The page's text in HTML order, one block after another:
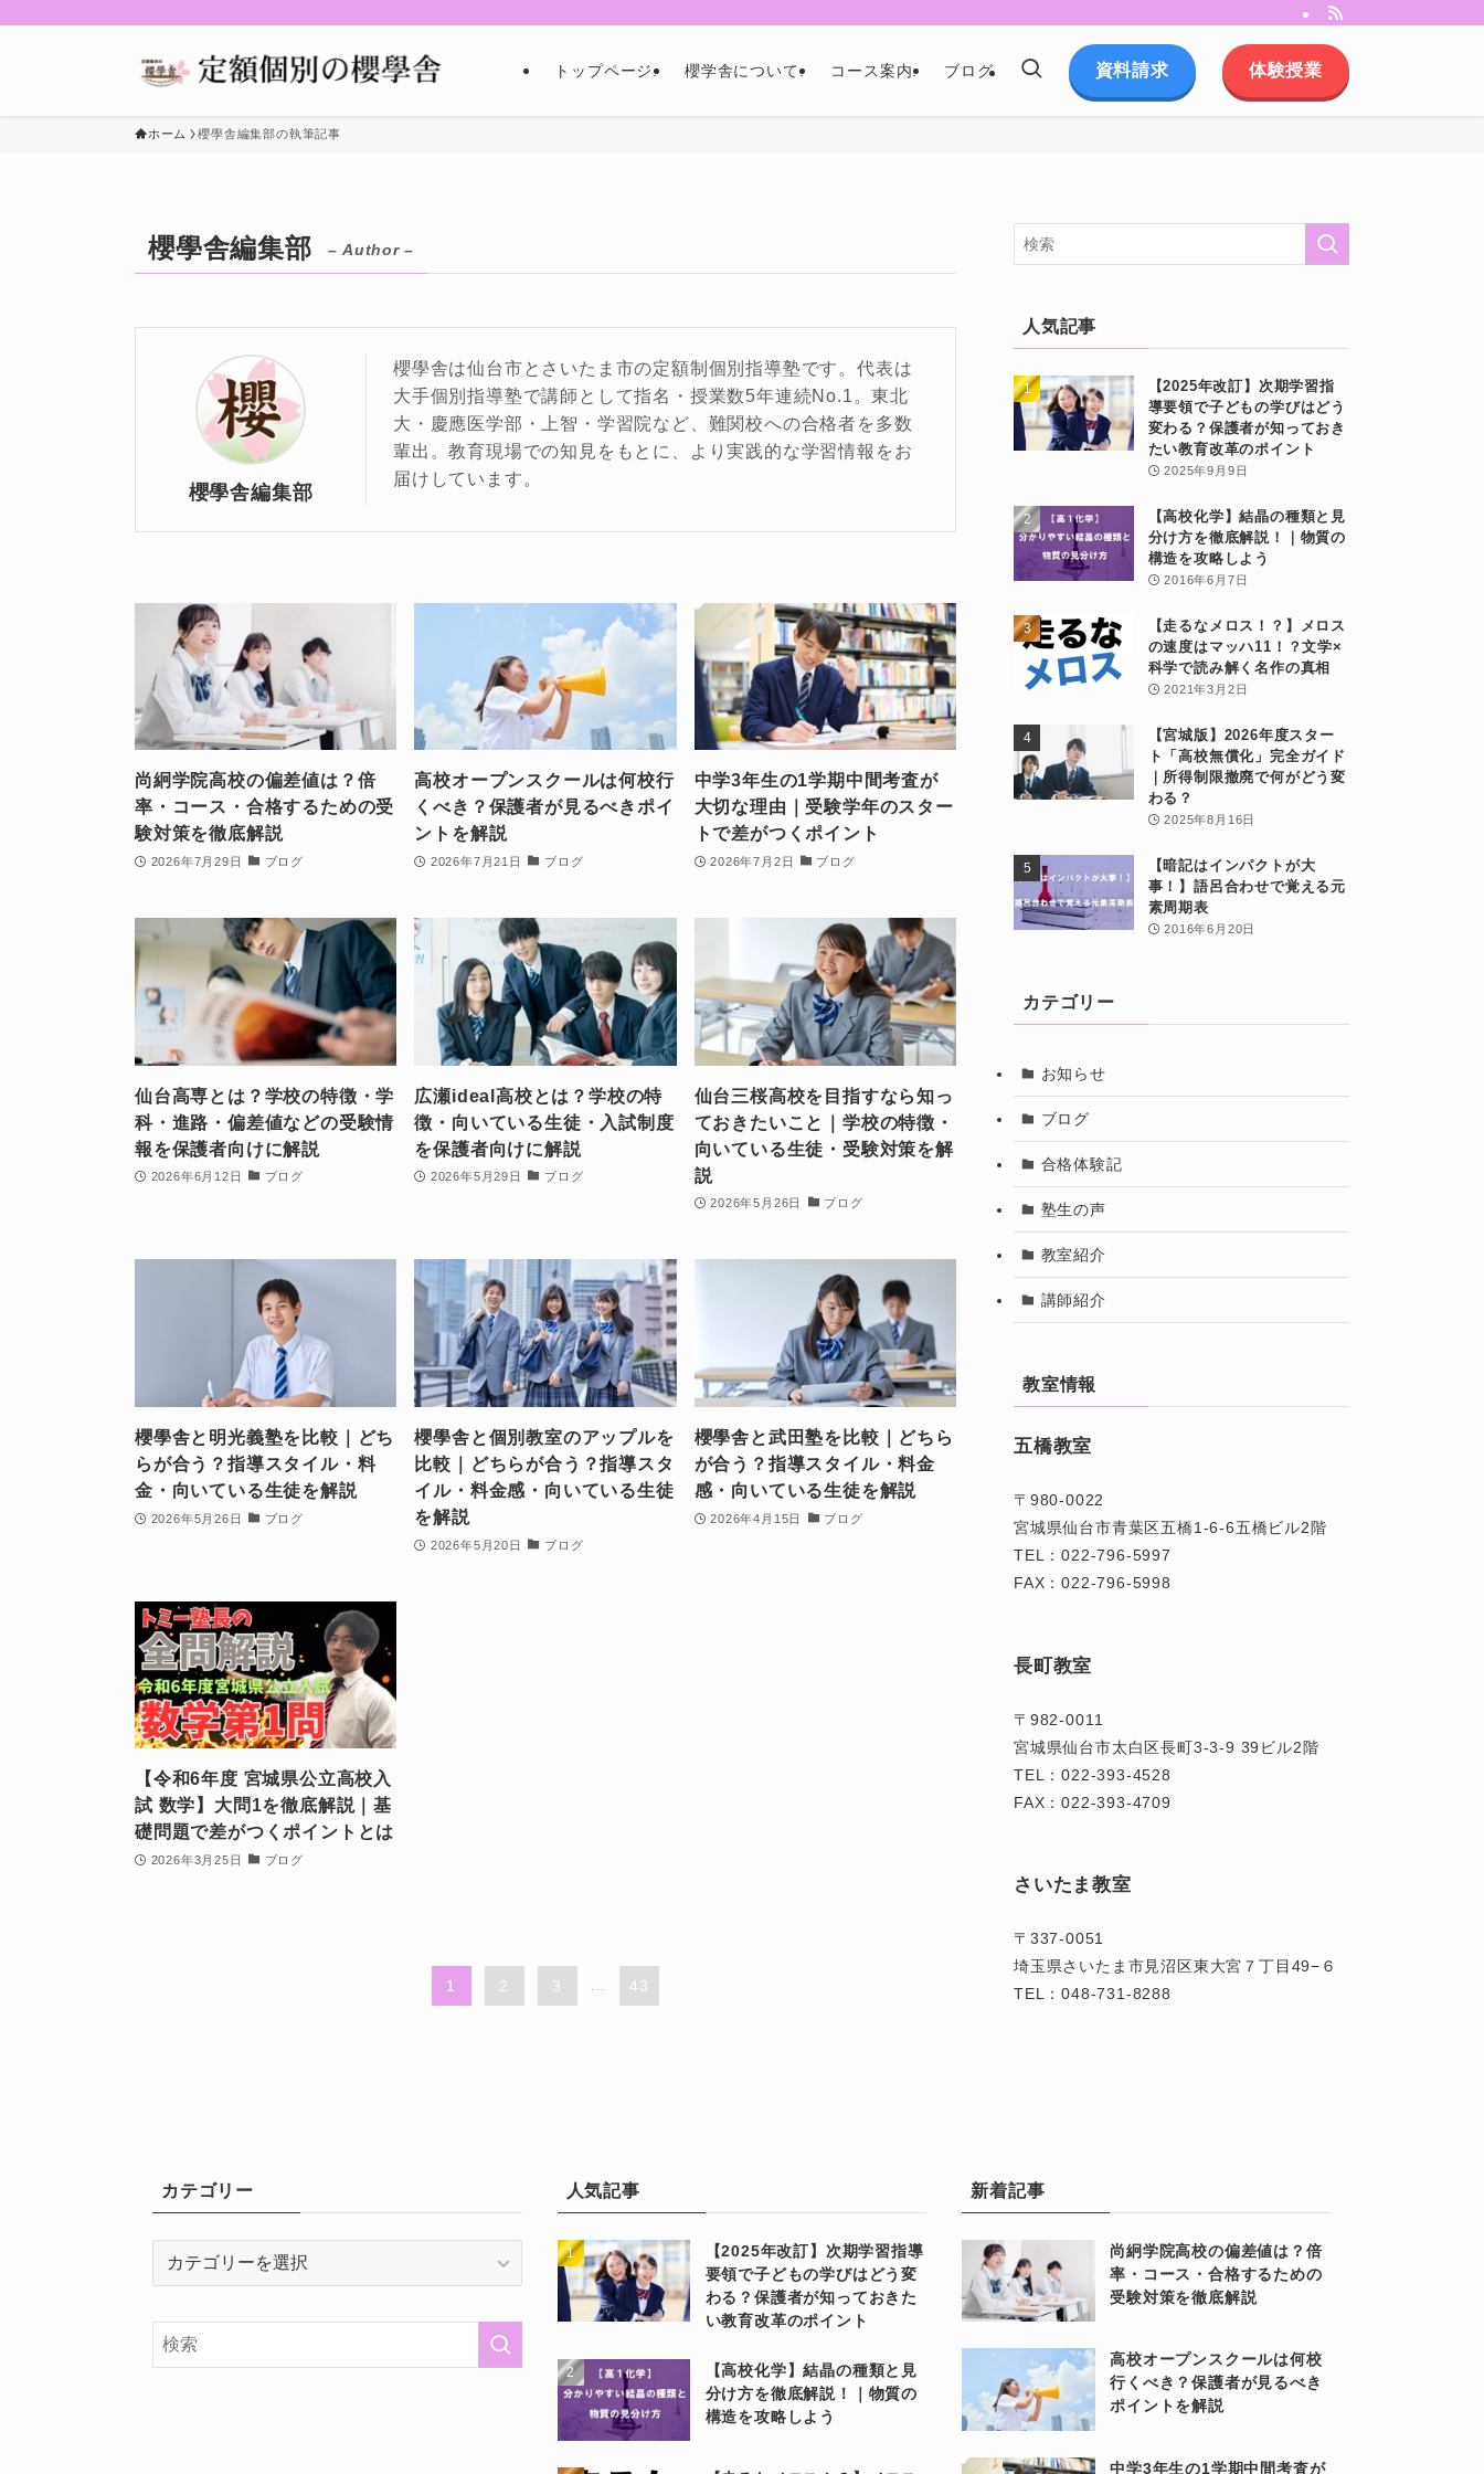
トップページ. 櫻学舎について. コース案内. ブログ 資料請求 体験授業
ホーム 櫻學舎編集部の執筆記事
櫻學舎編集部 – Author –
櫻學舎編集部
櫻學舎は仙台市とさいたま市の定額制個別指導塾です。代表は
大手個別指導塾で講師として指名・授業数5年連続No.1。東北
大・慶應医学部・上智・学習院など、難関校への合格者を多数
輩出。教育現場での知見をもとに、より実践的な学習情報をお
届けしています。
尚絅学院高校の偏差値は？倍
率・コース・合格するための受
験対策を徹底解説
2026年7月29日 ブログ
高校オープンスクールは何校行
くべき？保護者が見るべきポイ
ントを解説
2026年7月21日 ブログ
中学3年生の1学期中間考査が
大切な理由｜受験学年のスター
トで差がつくポイント
2026年7月2日 ブログ
仙台高専とは？学校の特徴・学
科・進路・偏差値などの受験情
報を保護者向けに解説
2026年6月12日 ブログ
広瀬ideal高校とは？学校の特
徴・向いている生徒・入試制度
を保護者向けに解説
2026年5月29日 ブログ
仙台三桜高校を目指すなら知っ
ておきたいこと｜学校の特徴・
向いている生徒・受験対策を解
説
2026年5月26日 ブログ
櫻學舎と明光義塾を比較｜どち
らが合う？指導スタイル・料
金・向いている生徒を解説
2026年5月26日 ブログ
櫻學舎と個別教室のアップルを
比較｜どちらが合う？指導スタ
イル・料金感・向いている生徒
を解説
2026年5月20日 ブログ
櫻學舎と武田塾を比較｜どちら
が合う？指導スタイル・料金
感・向いている生徒を解説
2026年4月15日 ブログ
【令和6年度 宮城県公立高校入
試 数学】大問1を徹底解説｜基
礎問題で差がつくポイントとは
2026年3月25日 ブログ
1 2 3 43
人気記事
【2025年改訂】次期学習指
導要領で子どもの学びはどう
変わる？保護者が知っておき
たい教育改革のポイント
2025年9月9日
【高校化学】結晶の種類と見
分け方を徹底解説！｜物質の
構造を攻略しよう
2016年6月7日
【走るなメロス！？】メロス
の速度はマッハ11！？文学×
科学で読み解く名作の真相
2021年3月2日
【宮城版】2026年度スター
ト「高校無償化」完全ガイド
｜所得制限撤廃で何がどう変
わる？
2025年8月16日
【暗記はインパクトが大
事！】語呂合わせで覚える元
素周期表
2016年6月20日
カテゴリー
お知らせ
ブログ
合格体験記
塾生の声
教室紹介
講師紹介
教室情報
五橋教室
〒980-0022
宮城県仙台市青葉区五橋1-6-6五橋ビル2階
TEL：022-796-5997
FAX：022-796-5998
長町教室
〒982-0011
宮城県仙台市太白区長町3-3-9 39ビル2階
TEL：022-393-4528
FAX：022-393-4709
さいたま教室
〒337-0051
埼玉県さいたま市見沼区東大宮７丁目49−６
TEL：048-731-8288
カテゴリー
リ
ー
人気記事
【2025年改訂】次期学習指導
要領で子どもの学びはどう変
わる？保護者が知っておきた
い教育改革のポイント
【高校化学】結晶の種類と見
分け方を徹底解説！｜物質の
構造を攻略しよう
新着記事
尚絅学院高校の偏差値は？倍
率・コース・合格するための
受験対策を徹底解説
高校オープンスクールは何校
行くべき？保護者が見るべき
ポイントを解説
中学3年生の1学期中間考査が